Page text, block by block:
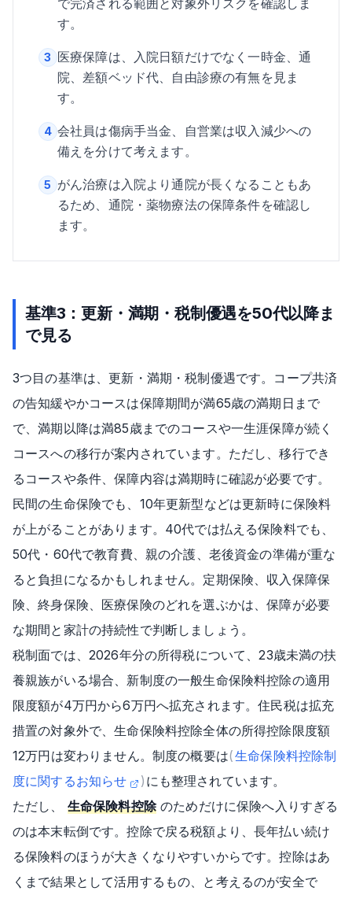
で完済される範囲と対象外リスクを確認しま
す。
3 医療保障は、入院日額だけでなく一時金、通
院、差額ベッド代、自由診療の有無を見ま
す。
4 会社員は傷病手当金、自営業は収入減少への
備えを分けて考えます。
5 がん治療は入院より通院が長くなることもあ
るため、通院・薬物療法の保障条件を確認し
ます。
基準3：更新・満期・税制優遇を50代以降ま
で見る
3つ目の基準は、更新・満期・税制優遇です。コープ共済
の告知緩やかコースは保障期間が満65歳の満期日まで
で、満期以降は満85歳までのコースや一生涯保障が続く
コースへの移行が案内されています。ただし、移行でき
るコースや条件、保障内容は満期時に確認が必要です。
民間の生命保険でも、10年更新型などは更新時に保険料
が上がることがあります。40代では払える保険料でも、
50代・60代で教育費、親の介護、老後資金の準備が重な
ると負担になるかもしれません。定期保険、収入保障保
険、終身保険、医療保険のどれを選ぶかは、保障が必要
な期間と家計の持続性で判断しましょう。
税制面では、2026年分の所得税について、23歳未満の扶
養親族がいる場合、新制度の一般生命保険料控除の適用
限度額が4万円から6万円へ拡充されます。住民税は拡充
措置の対象外で、生命保険料控除全体の所得控除限度額
12万円は変わりません。制度の概要は(生命保険料控除制
度に関するお知らせ
) にも整理されています。
ただし、 生命保険料控除のためだけに保険へ入りすぎる
のは本末転倒です。控除で戻る税額より、長年払い続け
る保険料のほうが大きくなりやすいからです。控除はあ
くまで結果として活用するもの、と考えるのが安全で